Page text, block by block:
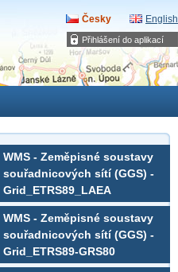
Přihlášení do aplikací
Česky English
WMS - Zeměpisné soustavy
souřadnicových sítí (GGS) -
Grid_ETRS89_LAEA
WMS - Zeměpisné soustavy
souřadnicových sítí (GGS) -
Grid_ETRS89-GRS80